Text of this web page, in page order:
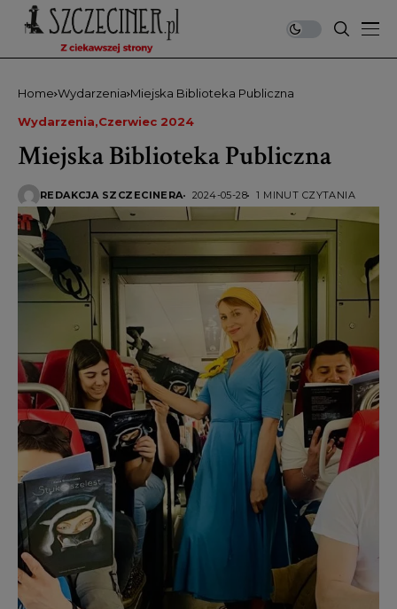
Home Wydarzenia Miejska Biblioteka Publiczna
Wydarzenia Czerwiec 2024
Miejska Biblioteka Publiczna
REDAKCJA SZCZECINERA 2024-05-28 1 MINUT CZYTANIA